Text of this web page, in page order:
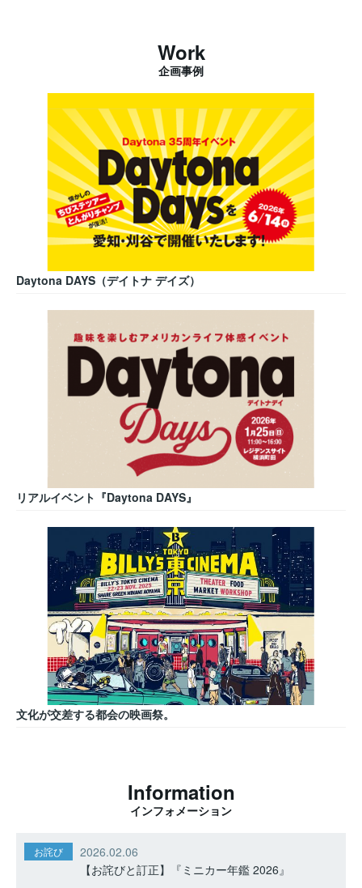
Work
企画事例
Daytona DAYS（デイトナ デイズ）
リアルイベント『Daytona DAYS』
文化が交差する都会の映画祭。
Information
インフォメーション
お詫び
2026.02.06
【お詫びと訂正】『ミニカー年鑑 2026』